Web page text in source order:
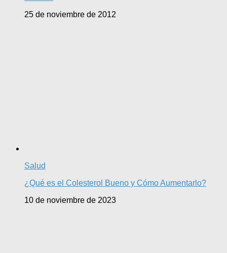
25 de noviembre de 2012
Salud
¿Qué es el Colesterol Bueno y Cómo Aumentarlo?
10 de noviembre de 2023